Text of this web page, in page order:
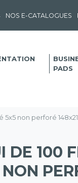
NOS E-CATALOGUES
PADS
5x5 non perforé
DE 100